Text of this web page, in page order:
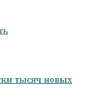
тысяч новых